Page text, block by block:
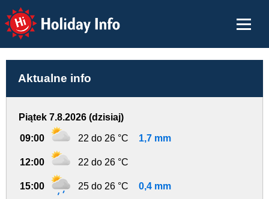
Holiday Info
Aktualne info
Piątek 7.8.2026 (dzisiaj)
09:00 22 do 26 °C 1,7 mm
12:00 22 do 26 °C
15:00 25 do 26 °C 0,4 mm